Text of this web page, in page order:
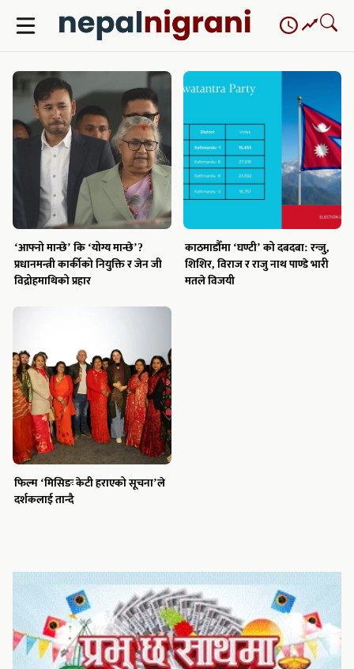
content
‘आफ्नो मान्छे’ कि ‘योग्य मान्छे’?
प्रधानमन्त्री कार्कीको नियुक्ति र जेन जी
विद्रोहमाथिको प्रहार
काठमाडौँमा ‘घण्टी’ को दबदबा: रन्जु,
शिशिर, विराज र राजु नाथ पाण्डे भारी
मतले विजयी
फिल्म ‘मिसिङः केटी हराएको सूचना’ले
दर्शकलाई तान्दै